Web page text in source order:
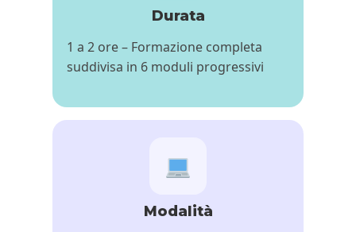
Durata
1 a 2 ore – Formazione completa
suddivisa in 6 moduli progressivi
Modalità